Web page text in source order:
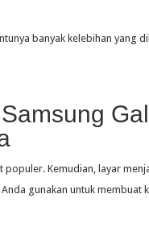
banyak kelebihan yang
Kemudian, layar
gunakan untuk membuat